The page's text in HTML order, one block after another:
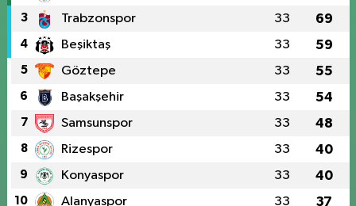
3 Trabzonspor 33 69
4 Beşiktaş 33 59
5 Göztepe 33 55
6 Başakşehir 33 54
7 Samsunspor 33 48
8 Rizespor 33 40
9 Konyaspor 33 40
10 Alanyaspor 33 37